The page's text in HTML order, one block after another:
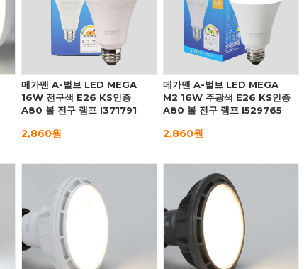
메가맨 A-벌브 LED MEGA
16W 전구색 E26 KS인증
A80 볼 전구 램프 I371791
2,860원
메가맨 A-벌브 LED MEGA
M2 16W 주광색 E26 KS인증
A80 볼 전구 램프 I529765
2,860원